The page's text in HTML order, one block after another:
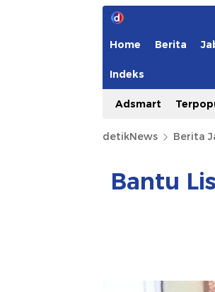
Home Berita
Indeks
Adsmart
detikNews Berita
Bantu